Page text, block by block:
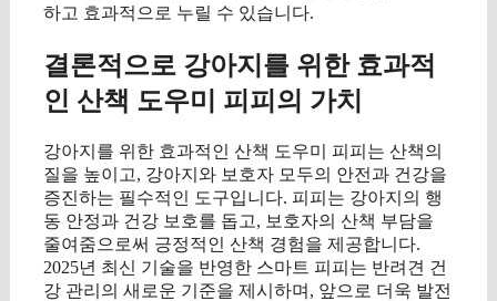
하고 효과적으로 누릴 수 있습니다.
결론적으로 강아지를 위한 효과적
인 산책 도우미 피피의 가치
강아지를 위한 효과적인 산책 도우미 피피는 산책의
질을 높이고, 강아지와 보호자 모두의 안전과 건강을
증진하는 필수적인 도구입니다. 피피는 강아지의 행
동 안정과 건강 보호를 돕고, 보호자의 산책 부담을
줄여줌으로써 긍정적인 산책 경험을 제공합니다.
2025년 최신 기술을 반영한 스마트 피피는 반려견 건
강 관리의 새로운 기준을 제시하며, 앞으로 더욱 발전